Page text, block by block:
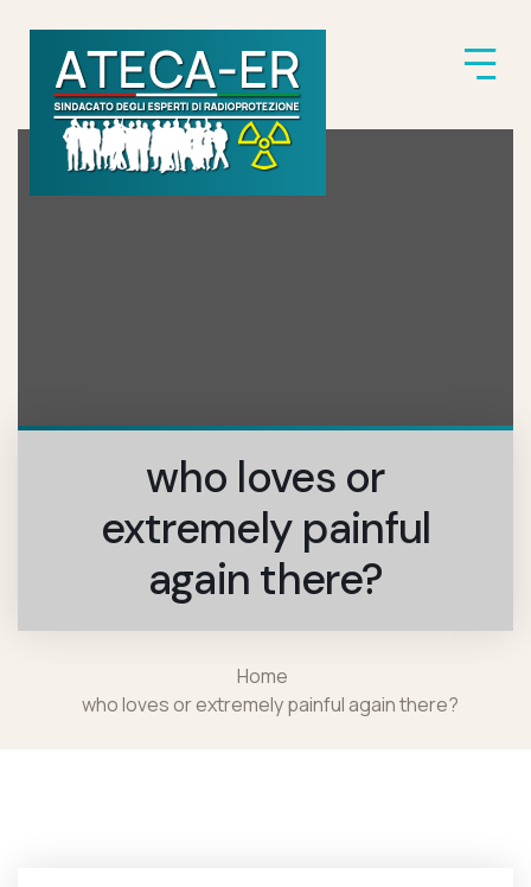
who loves or
extremely painful
again there?
Home
who loves or extremely painful again there?